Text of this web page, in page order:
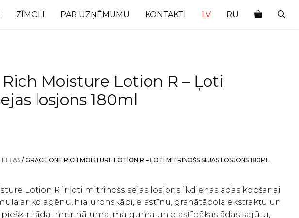
ZĪMOLI PAR UZŅĒMUMU KONTAKTI LV RU
Moisture Lotion R – Ļoti
losjons 180ml
EĻĻAS / GRACE ONE RICH MOISTURE LOTION R – ĻOTI MITRINOŠS SEJAS LOSJONS 180ML
Lotion R ir ļoti mitrinošs sejas losjons ikdienas ādas kopšanai
ar kolagēnu, hialuronskābi, elastīnu, granātābola ekstraktu un
ādai mitrinājuma, maiguma un elastīgākas ādas sajūtu,